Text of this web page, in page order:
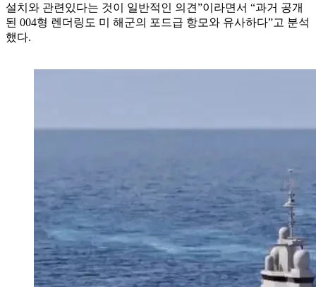
설치와 관련있다는 것이 일반적인 의견”이라면서 “과거 공개
된 004형 렌더링도 미 해군의 포드급 항모와 유사하다”고 분석
했다.